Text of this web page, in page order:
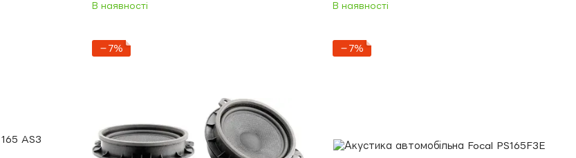
В наявності В наявності
−7% −7%